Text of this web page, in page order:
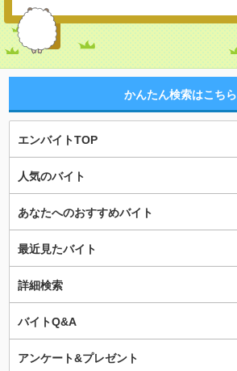
かんたん検索はこちら
エンバイトTOP
人気のバイト
あなたへのおすすめバイト
最近見たバイト
詳細検索
バイトQ&A
アンケート&プレゼント